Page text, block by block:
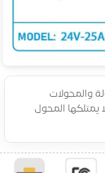
والمحولات
المحول